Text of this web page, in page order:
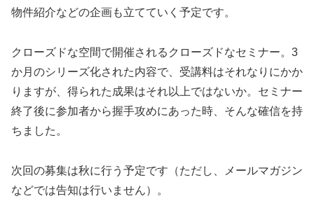
物件紹介などの企画も立てていく予定です。
クローズドな空間で開催されるクローズドなセミナー。3
か月のシリーズ化された内容で、受講料はそれなりにかか
りますが、得られた成果はそれ以上ではないか。セミナー
終了後に参加者から握手攻めにあった時、そんな確信を持
ちました。
次回の募集は秋に行う予定です（ただし、メールマガジン
などでは告知は行いません）。